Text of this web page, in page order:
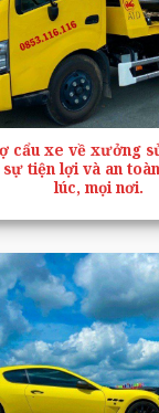
cẩu xe về xưởng
sự tiện lợi và an
lúc, mọi nơi.